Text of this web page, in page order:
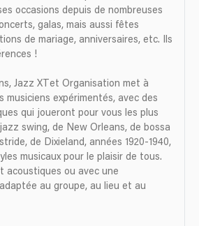
occasions depuis de nombreuses
galas, mais aussi fêtes
de mariage, anniversaires, etc. Ils
!
Jazz XTet Organisation met à
musiciens expérimentés, avec des
qui joueront pour vous les plus
swing, de New Orleans, de bossa
de Dixieland, années 1920-1940,
musicaux pour le plaisir de tous.
acoustiques ou avec une
au groupe, au lieu et au